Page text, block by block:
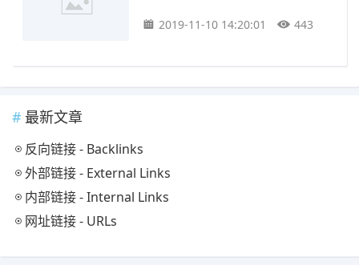
2019-11-10 14:20:01 443
最新文章
反向链接 - Backlinks
外部链接 - External Links
内部链接 - Internal Links
网址链接 - URLs